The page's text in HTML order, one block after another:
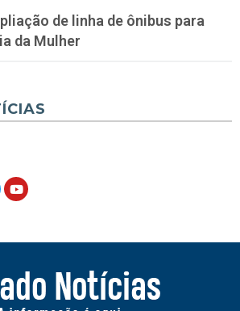
de linha de ônibus para
da Mulher